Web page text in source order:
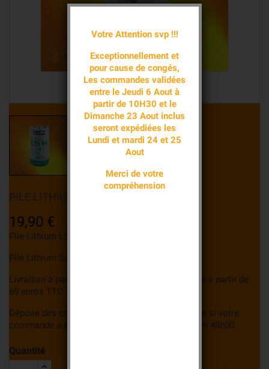
PILE LITHIUM LSH14 SIZE C 3,6V SAFT
19,90 €
Pile Lithium LSH14 Saft.
Pile Lithium Saft LSH14 C 3,6 volts 5800 mAh
Livraison à partir de 6,95 euros, Livraison gratuite à partir de
69 euros TTC
Dépose des commandes à la Poste le jour même si votre
commande a été validée avant 14h00, livraison en 48h00.
Quantité
Votre Attention svp !!!
Exceptionnellement et
pour cause de congés,
Les commandes validées
entre le Jeudi 6 Aout à
partir de 10H30 et le
Dimanche 23 Aout inclus
seront expédiées les
Lundi et mardi 24 et 25
Aout
Merci de votre
compréhension